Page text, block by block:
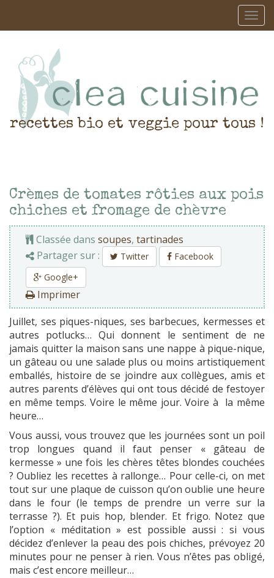
recettes bio et veggie pour tous !
Crèmes de tomates rôties aux pois
chiches et fromage de chèvre
Classée dans soupes, tartinades
Partager sur :
Twitter
Facebook
Google+
Imprimer
Juillet, ses piques-niques, ses barbecues, kermesses et
autres potlucks… Qui donnent le sentiment de ne
jamais quitter la maison sans une nappe à pique-nique,
un gâteau ou une salade plus ou moins artistiquement
emballés, histoire de se joindre aux collègues, amis et
autres parents d’élèves qui ont tous décidé de festoyer
en même temps. Voire le même jour. Voire à la même
heure…
Vous aussi, vous trouvez que les journées sont un poil
trop longues quand il faut penser « gâteau de
kermesse » une fois les chères têtes blondes couchées
? Oubliez les recettes à rallonge… Pour celle-ci, on met
tout sur une plaque de cuisson qu’on oublie une heure
dans le four (le temps de prendre un verre sur la
terrasse ?). Et puis hop, blender. Et frigo. Notez que
l’option « méditation » est possible aussi : si vous
décidez d’enlever la peau des pois chiches, prévoyez 20
minutes pour ne penser à rien. Vous n’êtes pas obligé,
mais c’est encore meilleur…